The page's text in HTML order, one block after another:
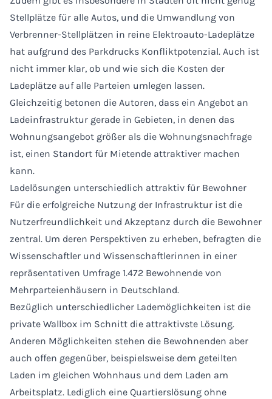
Stellplätze für alle Autos, und die Umwandlung von
Verbrenner-Stellplätzen in reine Elektroauto-Ladeplätze
hat aufgrund des Parkdrucks Konfliktpotenzial. Auch ist
nicht immer klar, ob und wie sich die Kosten der
Ladeplätze auf alle Parteien umlegen lassen.
Gleichzeitig betonen die Autoren, dass ein Angebot an
Ladeinfrastruktur gerade in Gebieten, in denen das
Wohnungsangebot größer als die Wohnungsnachfrage
ist, einen Standort für Mietende attraktiver machen
kann.
Ladelösungen unterschiedlich attraktiv für Bewohner
Für die erfolgreiche Nutzung der Infrastruktur ist die
Nutzerfreundlichkeit und Akzeptanz durch die Bewohner
zentral. Um deren Perspektiven zu erheben, befragten die
Wissenschaftler und Wissenschaftlerinnen in einer
repräsentativen Umfrage 1.472 Bewohnende von
Mehrparteienhäusern in Deutschland.
Bezüglich unterschiedlicher Lademöglichkeiten ist die
private Wallbox im Schnitt die attraktivste Lösung.
Anderen Möglichkeiten stehen die Bewohnenden aber
auch offen gegenüber, beispielsweise dem geteilten
Laden im gleichen Wohnhaus und dem Laden am
Arbeitsplatz. Lediglich eine Quartierslösung ohne